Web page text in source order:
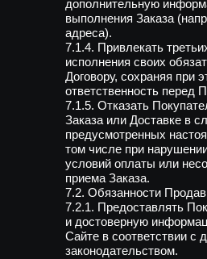
дополнительную
выполнения Заказа
адреса).
7.1.4. Привлекать
исполнения своих
Договору, сохраняя при
ответственность перед
7.1.5. Отказать
Заказа или Доставке в
предусмотренных
том числе при
условий оплаты или
приема Заказа.
7.2. Обязанности
7.2.1. Предоставлять
и достоверную
Сайте в соответствии с
законодательством.